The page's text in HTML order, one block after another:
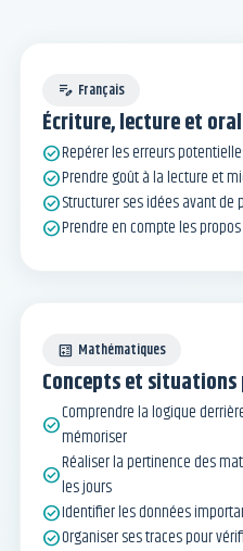
edit_note Français
Écriture, lecture et oral
check_circleRepérer les erreurs
check_circlePrendre goût à la lecture et
check_circleStructurer ses idées avant
check_circlePrendre en compte les
calculate Mathématiques
Concepts et situations
check_circleComprendre la logique
mémoriser
check_circleRéaliser la pertinence des
les jours
check_circleIdentifier les données
check_circleOrganiser ses traces pour